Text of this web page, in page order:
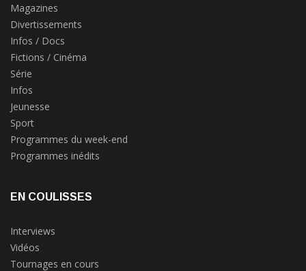
Magazines
Divertissements
Infos / Docs
Fictions / Cinéma
Série
Infos
Jeunesse
Sport
Programmes du week-end
Programmes inédits
EN COULISSES
Interviews
Vidéos
Tournages en cours